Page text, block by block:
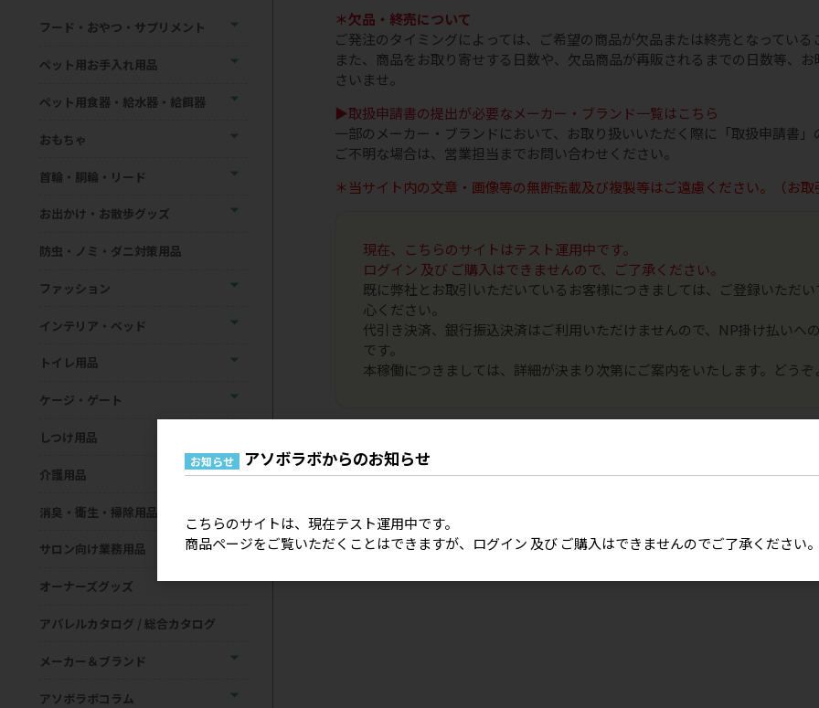
＊欠品・終売について
ご発注のタイミングによっては、ご希望の商品が欠品または終売となっている
また、商品をお取り寄せする日数や、欠品商品が再販されるまでの日数等、
さいませ。
▶取扱申請書の提出が必要なメーカー・ブランド一覧はこちら
一部のメーカー・ブランドにおいて、お取り扱いいただく際に「取扱申請書
ご不明な場合は、営業担当までお問い合わせください。
＊当サイト内の文章・画像等の無断転載及び複製等はご遠慮ください。（お
現在、こちらのサイトはテスト運用中です。
ログイン 及び ご購入はできませんので、ご了承ください。
既に弊社とお取引いただいているお客様につきましては、ご登録いただ
心ください。
代引き決済、銀行振込決済はご利用いただけませんので、NP掛け払いへ
です。
本稼働につきましては、詳細が決まり次第にご案内をいたします。どう
フード・おやつ・サプリメント
ペット用お手入れ用品
ペット用食器・給水器・給餌器
おもちゃ
首輪・胴輪・リード
お出かけ・お散歩グッズ
防虫・ノミ・ダニ対策用品
ファッション
インテリア・ベッド
トイレ用品
ケージ・ゲート
しつけ用品
介護用品
消臭・衛生・掃除用品
サロン向け業務用品
オーナーズグッズ
アパレルカタログ / 総合カタログ
メーカー＆ブランド
アソボラボコラム
お知らせ アソボラボからのお知らせ
こちらのサイトは、現在テスト運用中です。
商品ページをご覧いただくことはできますが、ログイン 及び ご購入はできませんのでご了承ください